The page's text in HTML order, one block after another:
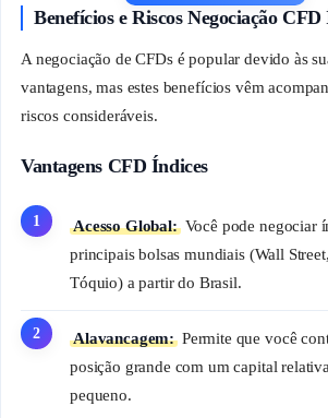
Benefícios e Riscos Negociação CFD
A negociação de CFDs é popular devido às
vantagens, mas estes benefícios vêm
riscos consideráveis.
Vantagens CFD Índices
Acesso Global:Você pode negociar
principais bolsas mundiais (Wall
Tóquio) a partir do Brasil.
Alavancagem: Permite que você
posição grande com um capital
pequeno.